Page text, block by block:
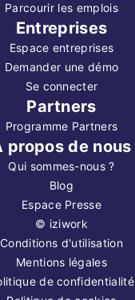
Parcourir les emplois
Entreprises
Espace entreprises
Demander une démo
Se connecter
Partners
Programme Partners
propos de nous
Qui sommes-nous ?
Blog
Espace Presse
© iziwork
Conditions d'utilisation
Mentions légales
de confidentialité